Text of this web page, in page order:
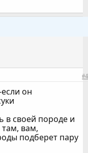
#4
он
в своей породе и
там, вам,
подберет пару